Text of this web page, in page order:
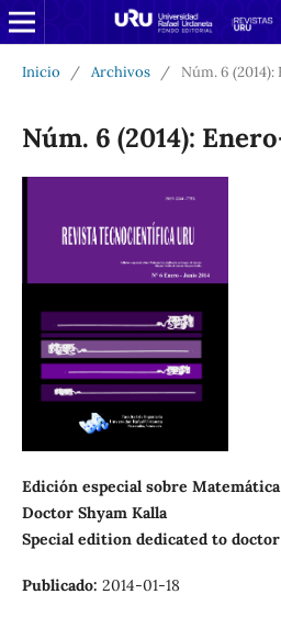
Inicio / Archivos / Núm. 6
Núm. 6 (2014):
Edición especial sobre
Doctor Shyam Kalla
Special edition dedicated to doctor
Publicado: 2014-01-18